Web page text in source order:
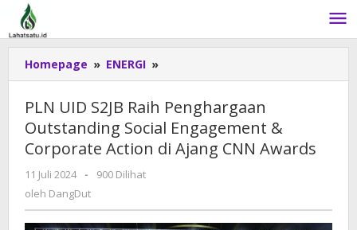
Lewati
konten
Homepage » ENERGI »
UID
Raih
Penghargaan
Outstanding
Corporate
PLN UID S2JB Raih Penghargaan
Outstanding Social Engagement &
Corporate Action di Ajang CNN Awards
11 Juli 2024
oleh
DangDut
-
900 Dilihat
oleh DangDut